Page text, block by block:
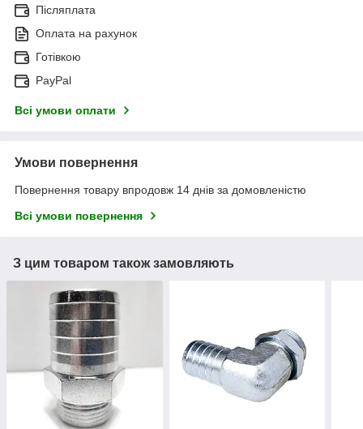
Післяплата
Оплата на рахунок
Готівкою
PayPal
Всі умови оплати
Умови повернення
Повернення товару впродовж 14 днів за домовленістю
Всі умови повернення
З цим товаром також замовляють